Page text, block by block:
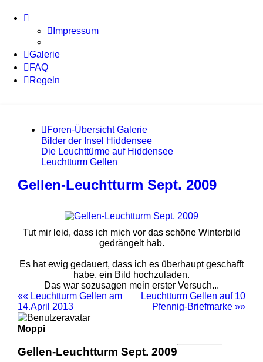
Impressum
Galerie
FAQ
Regeln
Foren-Übersicht Galerie
Bilder der Insel Hiddensee
Die Leuchttürme auf Hiddensee
Leuchtturm Gellen
Gellen-Leuchtturm Sept. 2009
Tut mir leid, dass ich mich vor das schöne Winterbild
gedrängelt hab.
Es hat ewig gedauert, dass ich es überhaupt geschafft
habe, ein Bild hochzuladen.
Das war sozusagen mein erster Versuch...
«« Leuchtturm Gellen am
14.April 2013
Leuchtturm Gellen auf 10
Pfennig-Briefmarke »»
Moppi
Gellen-Leuchtturm Sept. 2009